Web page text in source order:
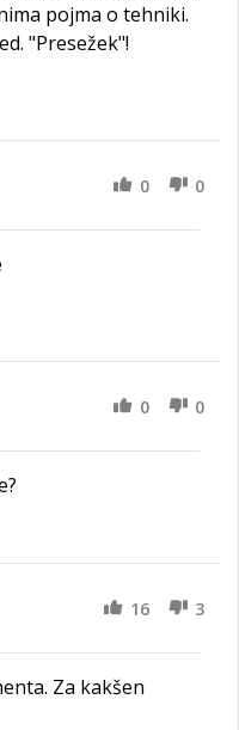
pojma o tehniki.
"Presežek"!
0 0
0 0
16 3
Za kakšen